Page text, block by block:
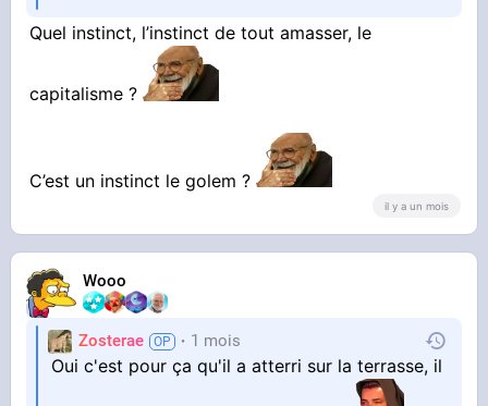
Quel instinct, l’instinct de tout amasser, le
capitalisme ?
C’est un instinct le golem ?
il y a un mois
Wooo
Zosterae 1 mois
Oui c'est pour ça qu'il a atterri sur la terrasse, il